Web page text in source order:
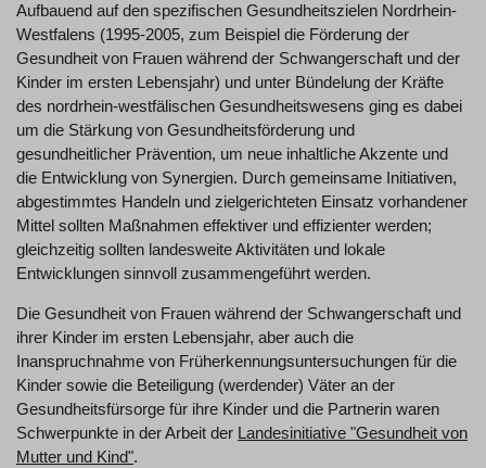
Aufbauend auf den spezifischen Gesundheitszielen Nordrhein-
Westfalens (1995-2005, zum Beispiel die Förderung der
Gesundheit von Frauen während der Schwangerschaft und der
Kinder im ersten Lebensjahr) und unter Bündelung der Kräfte
des nordrhein-westfälischen Gesundheitswesens ging es dabei
um die Stärkung von Gesundheitsförderung und
gesundheitlicher Prävention, um neue inhaltliche Akzente und
die Entwicklung von Synergien. Durch gemeinsame Initiativen,
abgestimmtes Handeln und zielgerichteten Einsatz vorhandener
Mittel sollten Maßnahmen effektiver und effizienter werden;
gleichzeitig sollten landesweite Aktivitäten und lokale
Entwicklungen sinnvoll zusammengeführt werden.
Die Gesundheit von Frauen während der Schwangerschaft und
ihrer Kinder im ersten Lebensjahr, aber auch die
Inanspruchnahme von Früherkennungsuntersuchungen für die
Kinder sowie die Beteiligung (werdender) Väter an der
Gesundheitsfürsorge für ihre Kinder und die Partnerin waren
Schwerpunkte in der Arbeit der Landesinitiative "Gesundheit von
Mutter und Kind".